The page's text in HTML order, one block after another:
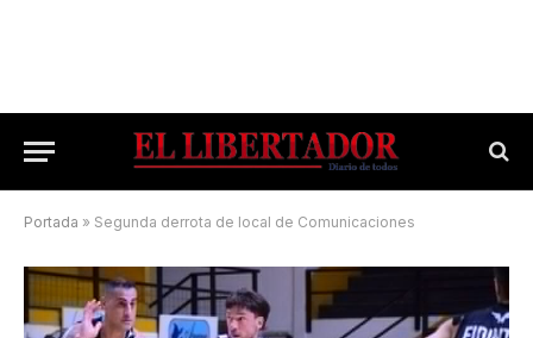
Portada » Segunda derrota de local de Comunicaciones